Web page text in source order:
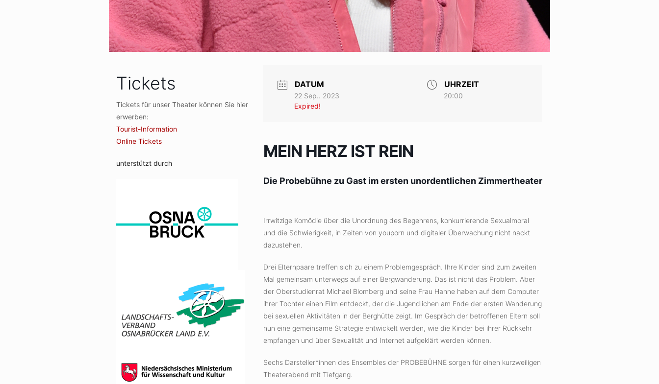
Tickets
Tickets für unser Theater können Sie hier
erwerben:
Tourist-Information
Online Tickets
unterstützt durch
DATUM
22 Sep.. 2023
Expired!
UHRZEIT
20:00
MEIN HERZ IST REIN
Die Probebühne zu Gast im ersten unordentlichen Zimmertheater
Irrwitzige Komödie über die Unordnung des Begehrens, konkurrierende Sexualmoral
und die Schwierigkeit, in Zeiten von youporn und digitaler Überwachung nicht nackt
dazustehen.
Drei Elternpaare treffen sich zu einem Problemgespräch. Ihre Kinder sind zum zweiten
Mal gemeinsam unterwegs auf einer Bergwanderung. Das ist nicht das Problem. Aber
der Oberstudienrat Michael Blomberg und seine Frau Hanne haben auf dem Computer
ihrer Tochter einen Film entdeckt, der die Jugendlichen am Ende der ersten Wanderung
bei sexuellen Aktivitäten in der Berghütte zeigt. Im Gespräch der betroffenen Eltern soll
nun eine gemeinsame Strategie entwickelt werden, wie die Kinder bei ihrer Rückkehr
empfangen und über Sexualität und Internet aufgeklärt werden können.
Sechs Darsteller*innen des Ensembles der PROBEBÜHNE sorgen für einen kurzweiligen
Theaterabend mit Tiefgang.